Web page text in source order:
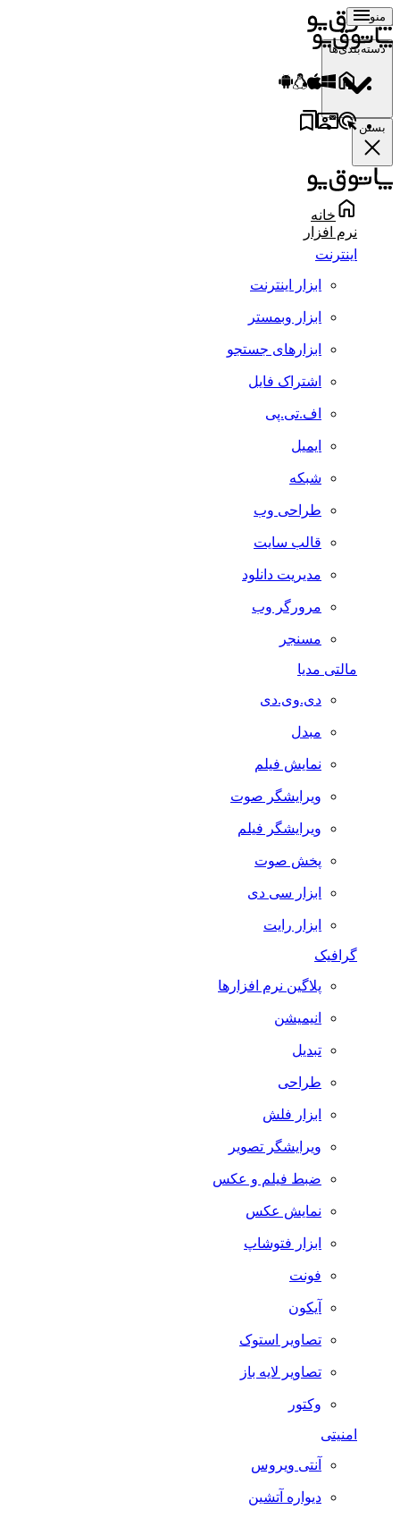
منو
دسته‌بندی‌ها
بستن
خانه
نرم افزار
اینترنت
ابزار اینترنت
ابزار وبمستر
ابزارهای جستجو
اشتراک فایل
اف.تی.پی
ایمیل
شبکه
طراحی وب
قالب سایت
مدیریت دانلود
مرورگر وب
مسنجر
مالتی مدیا
دی.وی.دی
مبدل
نمایش فیلم
ویرایشگر صوت
ویرایشگر فیلم
پخش صوت
ابزار سی دی
ابزار رایت
گرافیک
پلاگین نرم افزارها
انیمیشن
تبدیل
طراحی
ابزار فلش
ویرایشگر تصویر
ضبط فيلم و عكس
نمایش عکس
ابزار فتوشاپ
فونت
آیکون
تصاویر استوک
تصاویر لایه باز
وکتور
امنیتی
آنتی ویروس
دیواره آتشین